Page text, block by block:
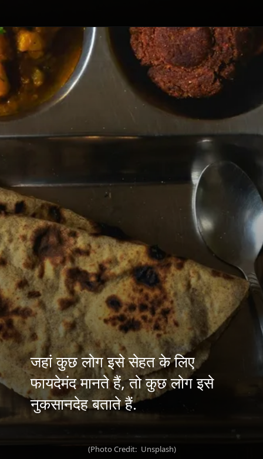
(Photo Credit: Unsplash)
जहां कुछ लोग इसे सेहत के लिए
फायदेमंद मानते हैं, तो कुछ लोग इसे
नुकसानदेह बताते हैं.